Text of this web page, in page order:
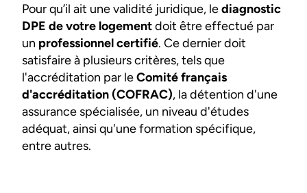
Pour qu’il ait une validité juridique, lediagnostic
DPE de votre logementdoit être effectué par
un professionnel certifié. Ce dernier doit
satisfaire à plusieurs critères, tels que
l'accréditation par leComité français
d'accréditation (COFRAC), la détention d'une
assurance spécialisée, un niveau d'études
adéquat, ainsi qu'une formation spécifique,
entre autres.